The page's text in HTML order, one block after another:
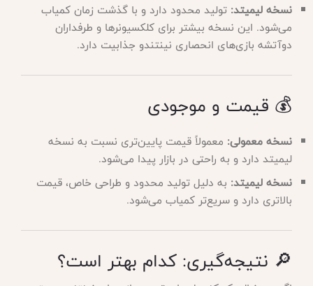
نسخه لیمیتد: تولید محدود دارد و با گذشت زمان کمیاب
می‌شود. این نسخه بیشتر برای کلکسیونرها و طرفداران
دوآتشه بازی‌های انحصاری نینتندو جذابیت دارد.
💰 قیمت و موجودی
نسخه معمولی: معمولاً قیمت پایین‌تری نسبت به نسخه
لیمیتد دارد و به راحتی در بازار پیدا می‌شود.
نسخه لیمیتد: به دلیل تولید محدود و طراحی خاص، قیمت
بالاتری دارد و سریع‌تر کمیاب می‌شود.
🔎 نتیجه‌گیری: کدام بهتر است؟